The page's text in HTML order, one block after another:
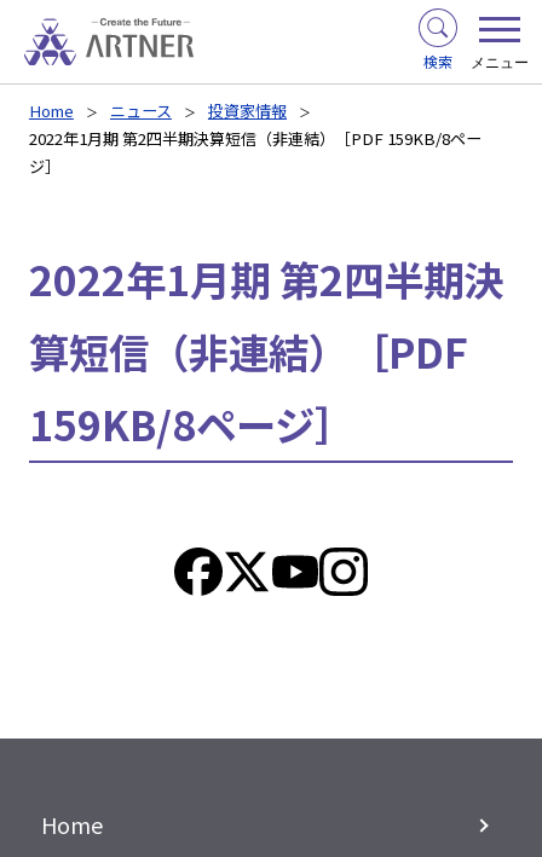
検索 メニュー
Home ニュース
投資家情報
2022年1月期 第2四半期決算短信（非連結）［PDF 159KB/8ペー
ジ］
2022年1月期 第2四半期決
算短信（非連結）［PDF
159KB/8ページ］
Home